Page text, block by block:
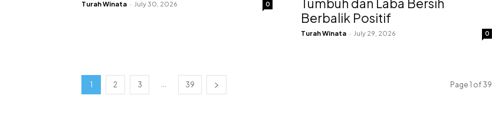
Turah Winata - July 30, 2026 0
Tumbuh dan Laba Bersih
Berbalik Positif
Turah Winata - July 29, 2026 0
1 2 3 ... 39 Page 1 of 39